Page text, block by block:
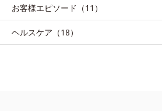
お客様エピソード（11）
ヘルスケア（18）